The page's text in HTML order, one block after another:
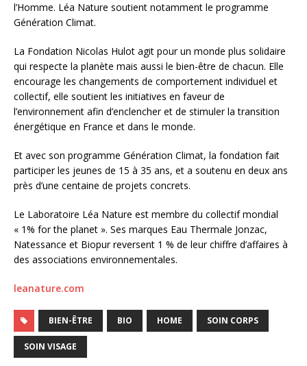
l’Homme. Léa Nature soutient notamment le programme
Génération Climat.
La Fondation Nicolas Hulot agit pour un monde plus solidaire
qui respecte la planète mais aussi le bien-être de chacun. Elle
encourage les changements de comportement individuel et
collectif, elle soutient les initiatives en faveur de
l’environnement afin d’enclencher et de stimuler la transition
énergétique en France et dans le monde.
Et avec son programme Génération Climat, la fondation fait
participer les jeunes de 15 à 35 ans, et a soutenu en deux ans
près d’une centaine de projets concrets.
Le Laboratoire Léa Nature est membre du collectif mondial
« 1% for the planet ». Ses marques Eau Thermale Jonzac,
Natessance et Biopur reversent 1 % de leur chiffre d’affaires à
des associations environnementales.
leanature.com
BIEN-ÊTRE BIO HOME SOIN CORPS
SOIN VISAGE